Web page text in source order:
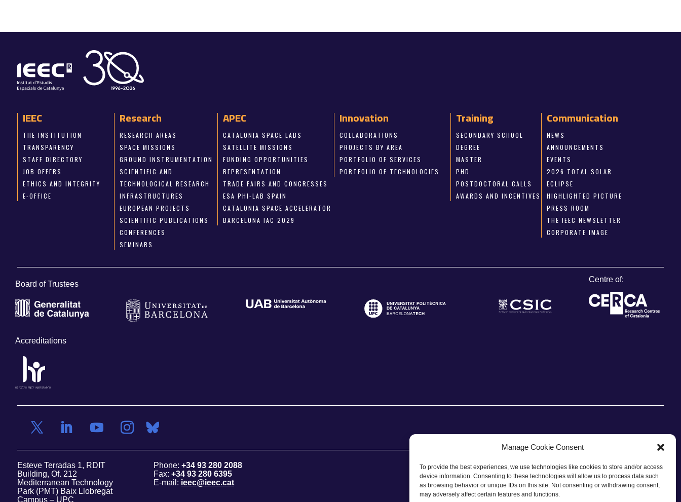
Manage Cookie Consent
To provide the best experiences, we use technologies like cookies to store and/or access
device information. Consenting to these technologies will allow us to process data such
as browsing behavior or unique IDs on this site. Not consenting or withdrawing consent,
may adversely affect certain features and functions.
IEEC
THE INSTITUTION
TRANSPARENCY
STAFF DIRECTORY
JOB OFFERS
ETHICS AND INTEGRITY
E-OFFICE
Research
RESEARCH AREAS
SPACE MISSIONS
GROUND INSTRUMENTATION
SCIENTIFIC AND
TECHNOLOGICAL RESEARCH
INFRASTRUCTURES
EUROPEAN PROJECTS
SCIENTIFIC PUBLICATIONS
CONFERENCES
SEMINARS
APEC
CATALONIA SPACE LABS
SATELLITE MISSIONS
FUNDING OPPORTUNITIES
REPRESENTATION
TRADE FAIRS AND CONGRESSES
ESA PHI-LAB SPAIN
CATALONIA SPACE ACCELERATOR
BARCELONA IAC 2029
Innovation
COLLABORATIONS
PROJECTS BY AREA
PORTFOLIO OF SERVICES
PORTFOLIO OF TECHNOLOGIES
Training
SECONDARY SCHOOL
DEGREE
MASTER
PHD
POSTDOCTORAL CALLS
AWARDS AND INCENTIVES
Communication
NEWS
ANNOUNCEMENTS
EVENTS
2026 TOTAL SOLAR
ECLIPSE
HIGHLIGHTED PICTURE
PRESS ROOM
THE IEEC NEWSLETTER
CORPORATE IMAGE
Board of Trustees
Centre of:
Accreditations
Esteve Terradas 1, RDIT
Building, Of. 212
Mediterranean Technology
Park (PMT) Baix Llobregat
Campus – UPC
Phone: +34 93 280 2088
Fax: +34 93 280 6395
E-mail: ieec@ieec.cat
CONTACT